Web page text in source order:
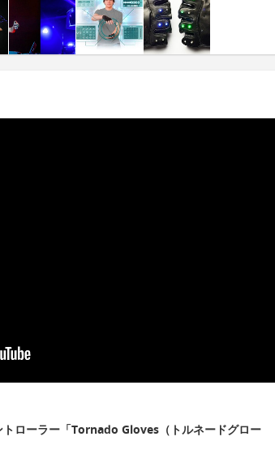
ローラー「Tornado Gloves（トルネードグロー